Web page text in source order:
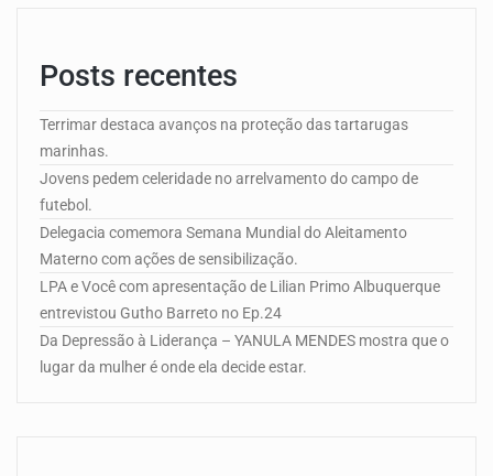
Posts recentes
Terrimar destaca avanços na proteção das tartarugas
marinhas.
Jovens pedem celeridade no arrelvamento do campo de
futebol.
Delegacia comemora Semana Mundial do Aleitamento
Materno com ações de sensibilização.
LPA e Você com apresentação de Lilian Primo Albuquerque
entrevistou Gutho Barreto no Ep.24
Da Depressão à Liderança – YANULA MENDES mostra que o
lugar da mulher é onde ela decide estar.